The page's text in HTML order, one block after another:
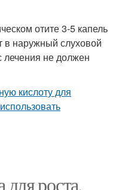
отите 3-5 капель
в наружный слуховой
лечения не должен
для роста.